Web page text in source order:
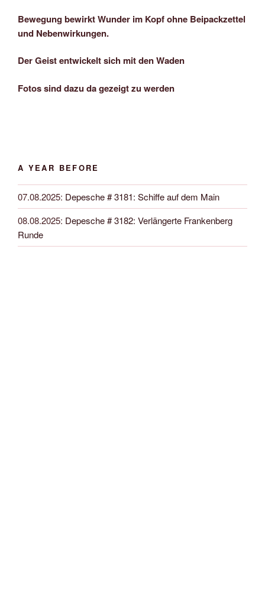
Bewegung bewirkt Wunder im Kopf ohne Beipackzettel
und Nebenwirkungen.
Der Geist entwickelt sich mit den Waden
Fotos sind dazu da gezeigt zu werden
A YEAR BEFORE
07.08.2025: Depesche # 3181: Schiffe auf dem Main
08.08.2025: Depesche # 3182: Verlängerte Frankenberg
Runde